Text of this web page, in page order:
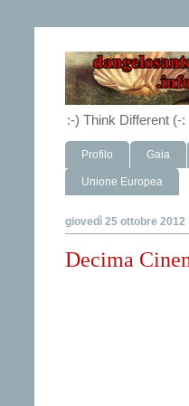
:-) Think Different (-:
Profilo Gaia
Unione Europea
giovedì 25 ottobre 2012
Decima